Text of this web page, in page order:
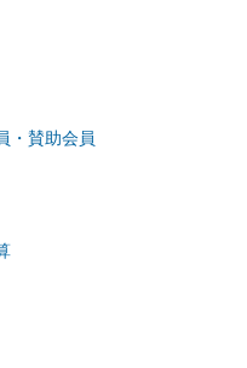
・賛助会員